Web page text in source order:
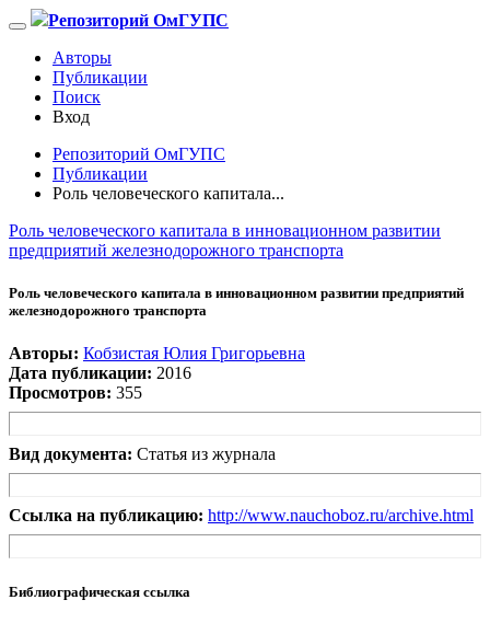
Репозиторий ОмГУПС
Авторы
Публикации
Поиск
Вход
Репозиторий ОмГУПС
Публикации
Роль человеческого капитала...
Роль человеческого капитала в инновационном развитии
предприятий железнодорожного транспорта
Роль человеческого капитала в инновационном развитии предприятий
железнодорожного транспорта
Авторы: Кобзистая Юлия Григорьевна
Дата публикации: 2016
Просмотров: 355
Вид документа: Статья из журнала
Ссылка на публикацию: http://www.nauchoboz.ru/archive.html
Библиографическая ссылка